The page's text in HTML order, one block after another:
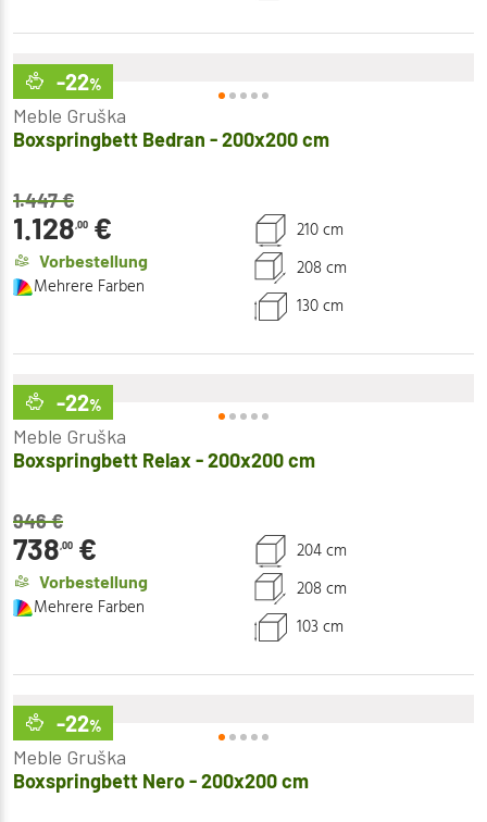
-22%
Meble Gruška
Boxspringbett Bedran - 200x200 cm
1.447€
1.128,00 €
Vorbestellung
Mehrere Farben
210 cm
208 cm
130 cm
-22%
Meble Gruška
Boxspringbett Relax - 200x200 cm
946€
738,00 €
Vorbestellung
Mehrere Farben
204 cm
208 cm
103 cm
-22%
Meble Gruška
Boxspringbett Nero - 200x200 cm